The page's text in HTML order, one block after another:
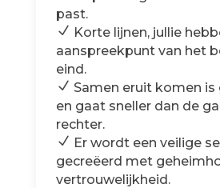
past.
N Korte lijnen, jullie
aanspreekpunt van het
eind.
N Samen eruit komen
en gaat sneller dan de
rechter.
N Er wordt een veilige
gecreëerd met
vertrouwelijkheid.